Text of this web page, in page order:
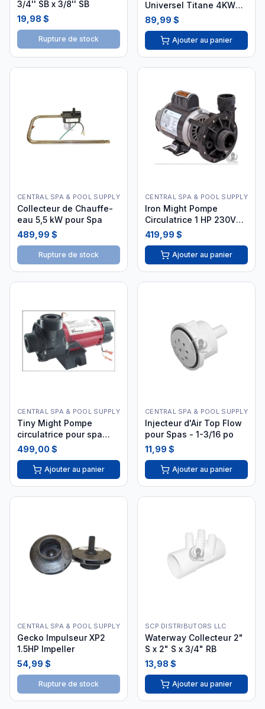
3/4'' SB x 3/8'' SB
19,98 $
Rupture de stock
Universel Titane 4KW
Nœud Papillon 240V
89,99 $
Ajouter au panier
CENTRAL SPA & POOL SUPPLY
Collecteur de Chauffe-
eau 5,5 kW pour Spa
489,99 $
Rupture de stock
CENTRAL SPA & POOL SUPPLY
Iron Might Pompe
Circulatrice 1 HP 230V
1.5''
419,99 $
Ajouter au panier
CENTRAL SPA & POOL SUPPLY
Tiny Might Pompe
circulatrice pour spa
230V
499,00 $
Ajouter au panier
CENTRAL SPA & POOL SUPPLY
Injecteur d'Air Top Flow
pour Spas - 1-3/16 po
11,99 $
Ajouter au panier
CENTRAL SPA & POOL SUPPLY
Gecko Impulseur XP2
1.5HP Impeller
54,99 $
Rupture de stock
SCP DISTRIBUTORS LLC
Waterway Collecteur 2"
S x 2" S x 3/4" RB
13,98 $
Ajouter au panier